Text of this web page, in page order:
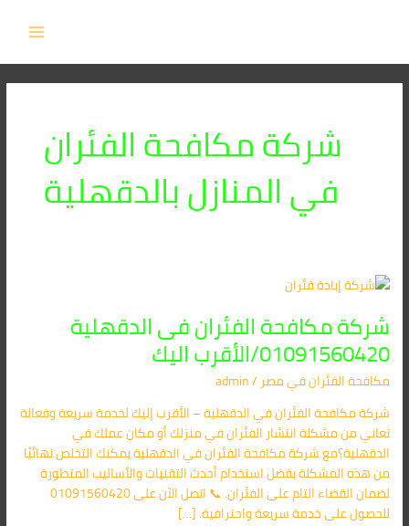
شركة مكافحة الفئران
في المنازل بالدقهلية
شركة مكافحة الفئران فى الدقهلية
01091560420/الأقرب اليك
مكافحة الفئران​ في مصر/
admin
شركة مكافحة الفئران في الدقهلية – الأقرب إليك لخدمة سريعة وفعالة
تعاني من مشكلة انتشار الفئران في منزلك أو مكان عملك في
الدقهلية؟مع شركة مكافحة الفئران في الدقهلية يمكنك التخلص نهائيًا
من هذه المشكلة بفضل استخدام أحدث التقنيات والأساليب المتطورة
لضمان القضاء التام على الفئران. 📞 اتصل الآن على 01091560420
للحصول على خدمة سريعة واحترافية. […]
شركة
الفئران
فى
الدقهلية
01091560420/
الأقرب
اليك